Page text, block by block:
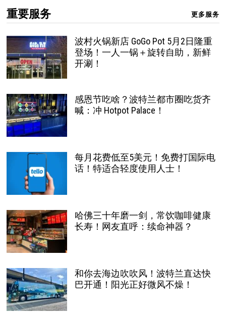
重要服务 更多服务
波村火锅新店 GoGo Pot 5月2日隆重
登场！一人一锅＋旋转自助，新鲜
开涮！
感恩节吃啥？波特兰都市圈吃货齐
喊：冲 Hotpot Palace！
每月花费低至5美元！免费打国际电
话！特适合轻度使用人士！
哈佛三十年磨一剑，常饮咖啡健康
长寿！网友直呼：续命神器？
和你去海边吹吹风！波特兰直达快
巴开通！阳光正好微风不燥！